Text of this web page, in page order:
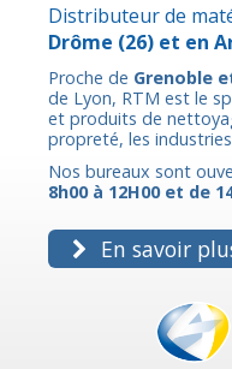
Distributeur de
Drôme (26) et en
Proche de Grenoble
de Lyon, RTM est le
et produits de
propreté, les
Nos bureaux sont
8h00 à 12H00 et de
En savoir